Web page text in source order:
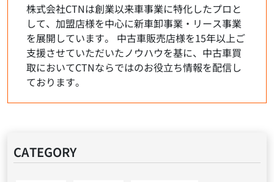
株式会社CTNは創業以来車事業に特化したプロと
して、加盟店様を中心に新車卸事業・リース事業
を展開しています。 中古車販売店様を15年以上ご
支援させていただいたノウハウを基に、中古車買
取においてCTNならではのお役立ち情報を配信し
ております。
CATEGORY